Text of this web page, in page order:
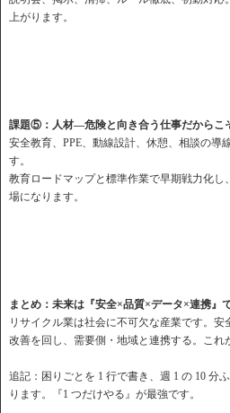
上がります。
課題⑤：人材—危険と向き合う仕事だからこ
安全教育、PPE、動線設計、休憩、相談の導
す。
教育ロードマップと標準作業で早期戦力化
場になります。
まとめ：未来は『安全×品質×データ×連携』
リサイクル業は社会に不可欠な産業です。
改善を回し、需要側・地域と連携する。これ
追記：困りごとを 1 行で書き、週 1 の 10 分
ります。『1 つだけやる』が最強です。